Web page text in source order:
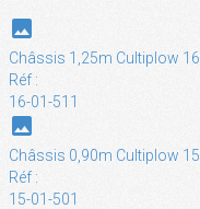
photo
Châssis 1,25m Cultiplow 16
Réf :
16-01-511
photo
Châssis 0,90m Cultiplow 15
Réf :
15-01-501